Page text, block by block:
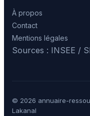
À propos
Contact
Mentions légales
Sources : INSEE /
© 2026 annuaire-
Lakanal